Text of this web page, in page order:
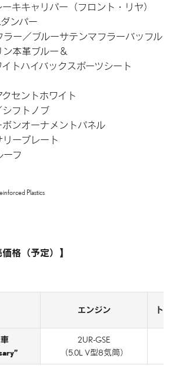
キキャリパー （フロント・リヤ）
ンパー
ラー／ブルーサテンマフラーバッフル
本革ブルー＆
トハイバックスポーツシート
セントホワイト
シフトノブ
ボンオーナメントパネル
ープレート
ーフ
Plastics
格（予定）
エンジン ト
2UR-GSE
（5.0L V型8気筒）